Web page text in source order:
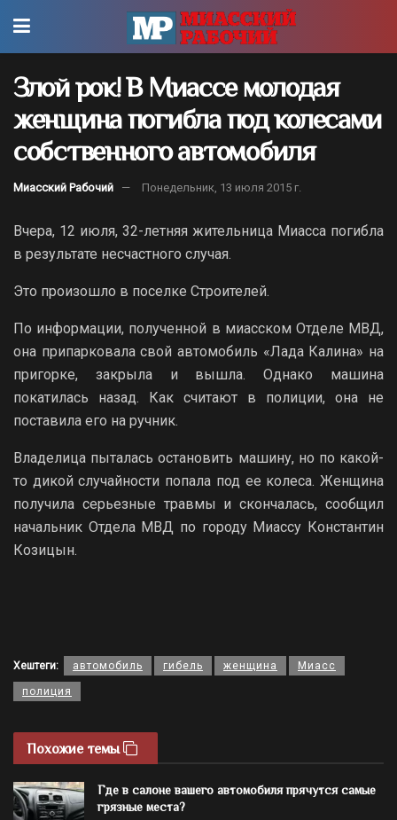
Злой рок! В Миассе молодая
женщина погибла под колесами
собственного автомобиля
Миасский Рабочий Понедельник, 13 июля 2015 г.
Вчера, 12 июля, 32-летняя жительница Миасса погибла
в результате несчастного случая.
Это произошло в поселке Строителей.
По информации, полученной в миасском Отделе МВД,
она припарковала свой автомобиль «Лада Калина» на
пригорке, закрыла и вышла. Однако машина
покатилась назад. Как считают в полиции, она не
поставила его на ручник.
Владелица пыталась остановить машину, но по какой-
то дикой случайности попала под ее колеса. Женщина
получила серьезные травмы и скончалась, сообщил
начальник Отдела МВД по городу Миассу Константин
Козицын.
Хештеги: автомобиль гибель женщина Миасс
полиция
Похожие темы
Где в салоне вашего автомобиля прячутся самые
грязные места?